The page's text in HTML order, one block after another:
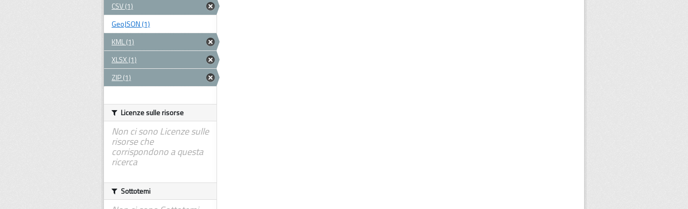
CSV (1)
GeoJSON (1)
KML (1)
XLSX (1)
ZIP (1)
Licenze sulle risorse
Non ci sono Licenze sulle
risorse che
corrispondono a questa
ricerca
Sottotemi